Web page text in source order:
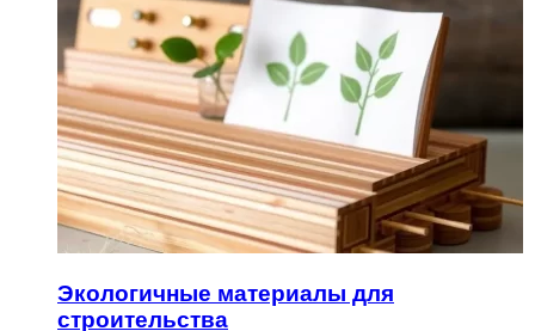
Экологичные материалы для
строительства